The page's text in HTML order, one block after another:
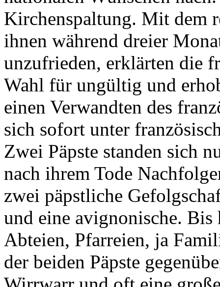
Kirchenspaltung. Mit dem
ihnen während dreier
unzufrieden, erklärten die
Wahl für ungültig und
einen Verwandten des
sich sofort unter
Zwei Päpste standen sich
nach ihrem Tode
zwei päpstliche
und eine avignonische.
Abteien, Pfarreien, ja
der beiden Päpste